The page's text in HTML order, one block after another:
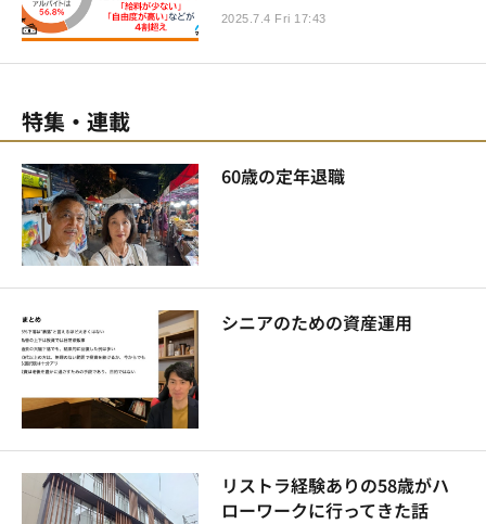
2025.7.4 Fri 17:43
特集・連載
60歳の定年退職
シニアのための資産運用
リストラ経験ありの58歳がハ
ローワークに行ってきた話